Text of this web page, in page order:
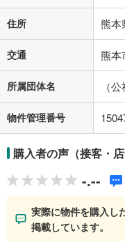
住所 熊本
交通 熊本
所属団体名 （
物件管理番号
購入者の声（接客・店
-.--
実際に物件を購入し
掲載しています。